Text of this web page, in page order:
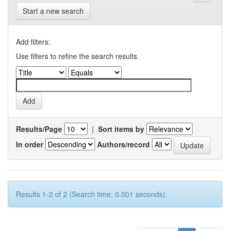
Start a new search
Add filters:
Use filters to refine the search results.
Results/Page | Sort items by
In order
Authors/record
Results 1-2 of 2 (Search time: 0.001 seconds).